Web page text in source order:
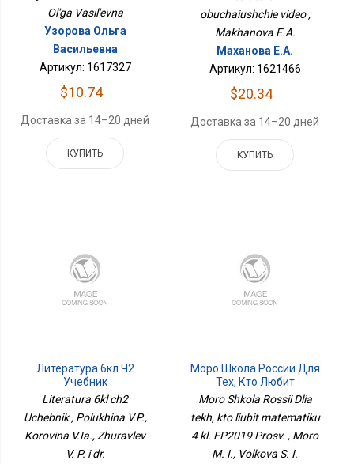
Ol'ga Vasil'evna
Узорова Ольга
Васильевна
Артикул: 1617327
$10.74
Доставка за 14–20 дней
КУПИТЬ
obuchaiushchie video ,
Makhanova E.A.
Маханова Е.А.
Артикул: 1621466
$20.34
Доставка за 14–20 дней
КУПИТЬ
Литература 6кл Ч2
Учебник
Literatura 6kl ch2
Uchebnik , Polukhina V.P.,
Korovina V.Ia., Zhuravlev
V. P. i dr.
Моро Школа России Для
Тех, Кто Любит
Математику 4 Кл.
Moro Shkola Rossii Dlia
tekh, kto liubit matematiku
4 kl. FP2019 Prosv. , Moro
M. I., Volkova S. I.